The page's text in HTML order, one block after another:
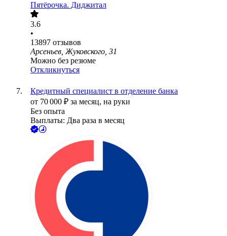
Пятёрочка. Диджитал
3.6
•
13897 отзывов
Арсеньев, Жуковского, 31
Можно без резюме
Откликнуться
Кредитный специалист в отделение банка
от 70 000 ₽ за месяц, на руки
Без опыта
Выплаты: Два раза в месяц